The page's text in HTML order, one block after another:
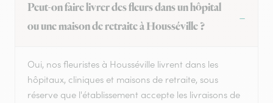
Peut-on faire livrer des fleurs dans un hôpital
ou une maison de retraite à Housséville ?
Oui, nos fleuristes à Housséville livrent dans les
hôpitaux, cliniques et maisons de retraite, sous
réserve que l'établissement accepte les livraisons de